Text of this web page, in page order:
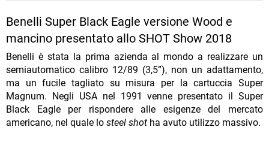
Benelli Super Black Eagle versione Wood e
mancino presentato allo SHOT Show 2018
Benelli è stata la prima azienda al mondo a realizzare un
semiautomatico calibro 12/89 (3,5”), non un adattamento,
ma un fucile tagliato su misura per la cartuccia Super
Magnum. Negli USA nel 1991 venne presentato il Super
Black Eagle per rispondere alle esigenze del mercato
americano, nel quale lo steel shot ha avuto utilizzo massivo.